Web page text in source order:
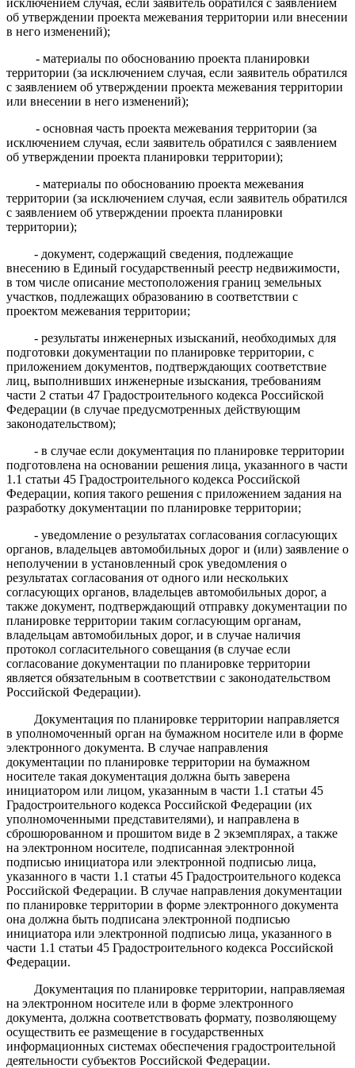
об утверждении проекта межевания территории или внесении
в него изменений);
- материалы по обоснованию проекта планировки
территории (за исключением случая, если заявитель обратился
с заявлением об утверждении проекта межевания территории
или внесении в него изменений);
- основная часть проекта межевания территории (за
исключением случая, если заявитель обратился с заявлением
об утверждении проекта планировки территории);
- материалы по обоснованию проекта межевания
территории (за исключением случая, если заявитель обратился
с заявлением об утверждении проекта планировки
территории);
- документ, содержащий сведения, подлежащие
внесению в Единый государственный реестр недвижимости,
в том числе описание местоположения границ земельных
участков, подлежащих образованию в соответствии с
проектом межевания территории;
- результаты инженерных изысканий, необходимых для
подготовки документации по планировке территории, с
приложением документов, подтверждающих соответствие
лиц, выполнивших инженерные изыскания, требованиям
части 2 статьи 47 Градостроительного кодекса Российской
Федерации (в случае предусмотренных действующим
законодательством);
- в случае если документация по планировке территории
подготовлена на основании решения лица, указанного в части
1.1 статьи 45 Градостроительного кодекса Российской
Федерации, копия такого решения с приложением задания на
разработку документации по планировке территории;
- уведомление о результатах согласования согласующих
органов, владельцев автомобильных дорог и (или) заявление о
неполучении в установленный срок уведомления о
результатах согласования от одного или нескольких
согласующих органов, владельцев автомобильных дорог, а
также документ, подтверждающий отправку документации по
планировке территории таким согласующим органам,
владельцам автомобильных дорог, и в случае наличия
протокол согласительного совещания (в случае если
согласование документации по планировке территории
является обязательным в соответствии с законодательством
Российской Федерации).
Документация по планировке территории направляется
в уполномоченный орган на бумажном носителе или в форме
электронного документа. В случае направления
документации по планировке территории на бумажном
носителе такая документация должна быть заверена
инициатором или лицом, указанным в части 1.1 статьи 45
Градостроительного кодекса Российской Федерации (их
уполномоченными представителями), и направлена в
сброшюрованном и прошитом виде в 2 экземплярах, а также
на электронном носителе, подписанная электронной
подписью инициатора или электронной подписью лица,
указанного в части 1.1 статьи 45 Градостроительного кодекса
Российской Федерации. В случае направления документации
по планировке территории в форме электронного документа
она должна быть подписана электронной подписью
инициатора или электронной подписью лица, указанного в
части 1.1 статьи 45 Градостроительного кодекса Российской
Федерации.
Документация по планировке территории, направляемая
на электронном носителе или в форме электронного
документа, должна соответствовать формату, позволяющему
осуществить ее размещение в государственных
информационных системах обеспечения градостроительной
деятельности субъектов Российской Федерации.